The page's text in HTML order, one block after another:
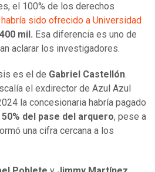
el 100% de los derechos
habría sido ofrecido a Universidad
mil. Esa diferencia es uno de
aclarar los investigadores.
es el de Gabriel Castellón.
el exdirector de Azul Azul
la concesionaria habría pagado
del pase del arquero, pese a
una cifra cercana a los